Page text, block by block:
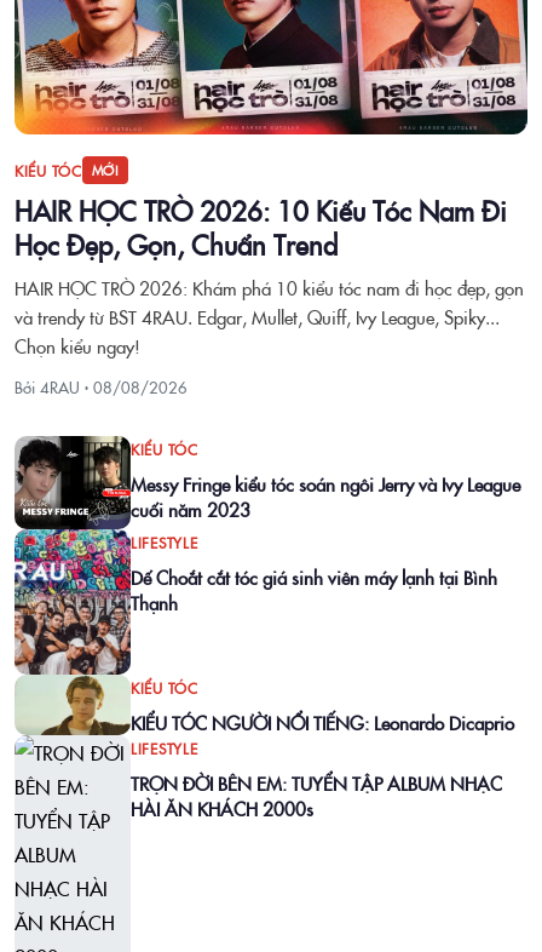
KIỂU TÓC MỚI
HAIR HỌC TRÒ 2026: 10 Kiểu Tóc Nam Đi
Học Đẹp, Gọn, Chuẩn Trend
HAIR HỌC TRÒ 2026: Khám phá 10 kiểu tóc nam đi học đẹp, gọn
và trendy từ BST 4RAU. Edgar, Mullet, Quiff, Ivy League, Spiky...
Chọn kiểu ngay!
Bởi 4RAU · 08/08/2026
KIỂU TÓC
Messy Fringe kiểu tóc soán ngôi Jerry và Ivy League
cuối năm 2023
LIFESTYLE
Dế Choắt cắt tóc giá sinh viên máy lạnh tại Bình
Thạnh
KIỂU TÓC
KIỂU TÓC NGƯỜI NỔI TIẾNG: Leonardo Dicaprio
LIFESTYLE
TRỌN ĐỜI BÊN EM: TUYỂN TẬP ALBUM NHẠC
HÀI ĂN KHÁCH 2000s